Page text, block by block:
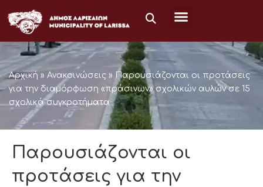
στο
περιεχόμενο
Αρχική » Ανακοινώσεις » Παρουσιάζονται οι προτάσεις
για την διαμόρφωση «πράσινων» σχολικών αυλών σε 15
σχολικά συγκροτήματα
Παρουσιάζονται οι
προτάσεις για την